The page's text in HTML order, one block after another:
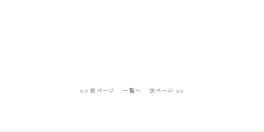
<< 前ページ 一覧へ 次ページ >>